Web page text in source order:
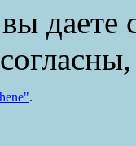
даете
.